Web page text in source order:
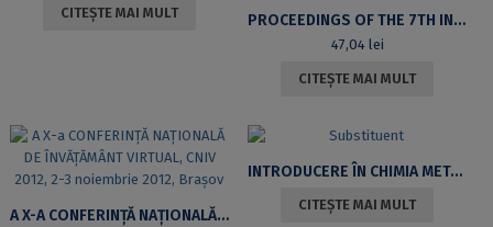
CITEȘTE MAI MULT PROCEEDINGS OF THE 7TH INTERNATIONAL CONFERENCE ON VIRTUAL LEARNING, ICVL 2012, NOVEMBER 2-3, 2012, BRAȘOV, ROMANIA
47,04 lei
CITEȘTE MAI MULT
A X-A CONFERINȚĂ NAȚIONALĂ DE ÎNVĂȚĂMÂNT VIRTUAL, CNIV 2012, 2-3 NOIEMBRIE 2012, BRAȘOV
INTRODUCERE ÎN CHIMIA METALELOR
CITEȘTE MAI MULT